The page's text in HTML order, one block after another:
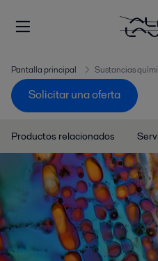
Pantalla principal Sustancias
Solicitar una oferta
Productos relacionados